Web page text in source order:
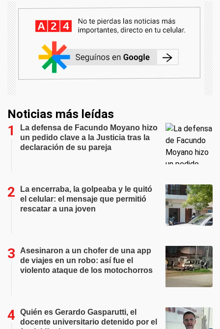
Noticias más leídas
La defensa de Facundo Moyano hizo
un pedido clave a la Justicia tras la
declaración de su pareja
La encerraba, la golpeaba y le quitó
el celular: el mensaje que permitió
rescatar a una joven
Asesinaron a un chofer de una app
de viajes en un robo: así fue el
violento ataque de los motochorros
Quién es Gerardo Gasparutti, el
docente universitario detenido por el